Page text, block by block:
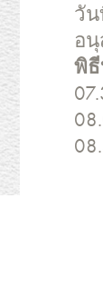
วัน
อ
พิ